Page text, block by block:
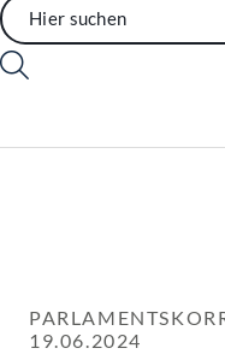
19.06.2024